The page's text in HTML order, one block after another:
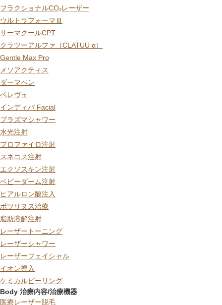
フラクショナルCO₂レーザー
ウルトラフォーマⅢ
サーマクールCPT
クラツーアルファ（CLATUU α）
Gentle Max Pro
メソアクティス
ダーマペン
ペレヴェ
インディバ Facial
プラズマシャワー
水光注射
プロファイロ注射
スネコス注射
エクソスキン注射
ベビーダーム注射
ヒアルロン酸注入
ボツリヌス治療
脂肪溶解注射
レーザートーニング
レーザーシャワー
レーザーフェイシャル
イオン導入
ケミカルピーリング
Body 治療内容/治療機器
医療レーザー脱毛